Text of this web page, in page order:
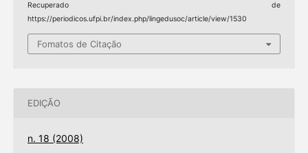
Recuperado de
https://periodicos.ufpi.br/index.php/lingedusoc/article/view/1530
Fomatos de Citação
EDIÇÃO
n. 18 (2008)